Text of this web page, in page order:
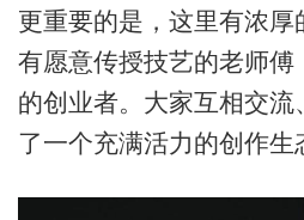
更重要的是，这里有浓厚
有愿意传授技艺的老师傅
的创业者。大家互相交流
了一个充满活力的创作生